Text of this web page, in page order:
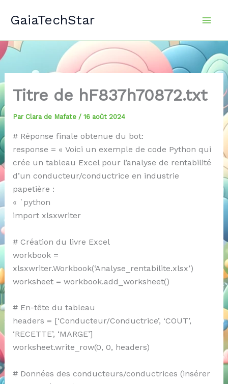
GaiaTechStar
Titre de hF837h70872.txt
Par Clara de Mafate / 16 août 2024
# Réponse finale obtenue du bot:
response = « Voici un exemple de code Python qui
crée un tableau Excel pour l’analyse de rentabilité
d’un conducteur/conductrice en industrie
papetière :
« `python
import xlsxwriter
# Création du livre Excel
workbook =
xlsxwriter.Workbook(‘Analyse_rentabilite.xlsx’)
worksheet = workbook.add_worksheet()
# En-tête du tableau
headers = [‘Conducteur/Conductrice’, ‘COUT’,
‘RECETTE’, ‘MARGE’]
worksheet.write_row(0, 0, headers)
# Données des conducteurs/conductrices (insérer